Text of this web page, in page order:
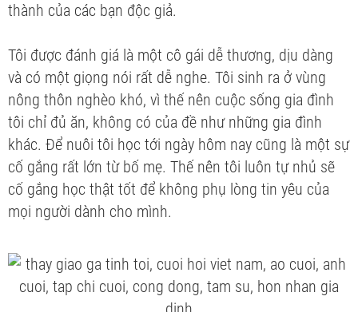
thành của các bạn độc giả.
Tôi được đánh giá là một cô gái dễ thương, dịu dàng
và có một giọng nói rất dễ nghe. Tôi sinh ra ở vùng
nông thôn nghèo khó, vì thế nên cuộc sống gia đình
tôi chỉ đủ ăn, không có của đề như những gia đình
khác. Để nuôi tôi học tới ngày hôm nay cũng là một sự
cố gắng rất lớn từ bố mẹ. Thế nên tôi luôn tự nhủ sẽ
cố gắng học thật tốt để không phụ lòng tin yêu của
mọi người dành cho mình.